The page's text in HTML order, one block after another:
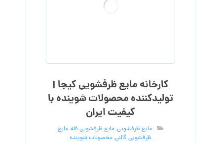
کارخانه مایع ظرفشویی کیجا |
تولیدکننده محصولات شوینده با
کیفیت ایران
مایع ظرفشویی,مایع ظرفشویی فله,مایع
ظرفشویی گالنی,محصولات شوینده